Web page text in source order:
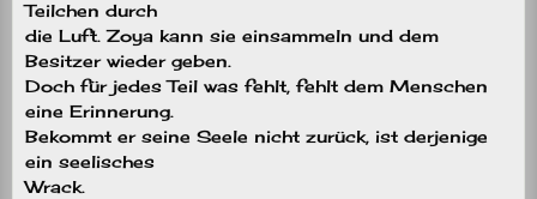
Teilchen durch
die Luft. Zoya kann sie einsammeln und dem
Besitzer wieder geben.
Doch für jedes Teil was fehlt, fehlt dem Menschen
eine Erinnerung.
Bekommt er seine Seele nicht zurück, ist derjenige
ein seelisches
Wrack.